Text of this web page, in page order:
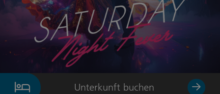
Unterkunft buchen